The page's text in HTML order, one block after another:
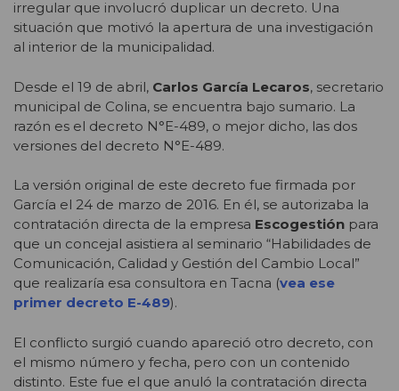
irregular que involucró duplicar un decreto. Una
situación que motivó la apertura de una investigación
al interior de la municipalidad.
Desde el 19 de abril, Carlos García Lecaros, secretario
municipal de Colina, se encuentra bajo sumario. La
razón es el decreto N°E-489, o mejor dicho, las dos
versiones del decreto N°E-489.
La versión original de este decreto fue firmada por
García el 24 de marzo de 2016. En él, se autorizaba la
contratación directa de la empresa Escogestión para
que un concejal asistiera al seminario “Habilidades de
Comunicación, Calidad y Gestión del Cambio Local”
que realizaría esa consultora en Tacna (vea ese
primer decreto E-489).
El conflicto surgió cuando apareció otro decreto, con
el mismo número y fecha, pero con un contenido
distinto. Este fue el que anuló la contratación directa